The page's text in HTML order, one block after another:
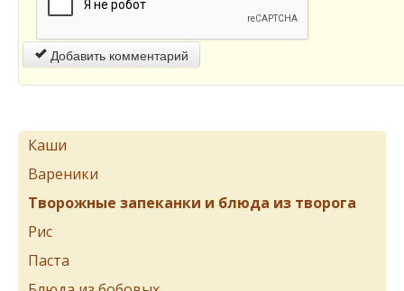
Добавить комментарий
Каши
Вареники
Творожные запеканки и блюда из творога
Рис
Паста